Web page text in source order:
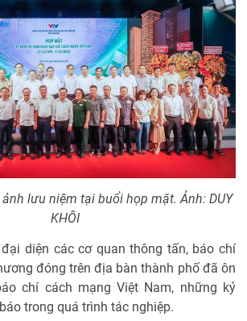
lưu niệm tại buổi họp mặt. Ảnh: DUY
KHÔI
diện các cơ quan thông tấn, báo chí
đóng trên địa bàn thành phố đã ôn
chí cách mạng Việt Nam, những kỷ
trong quá trình tác nghiệp.